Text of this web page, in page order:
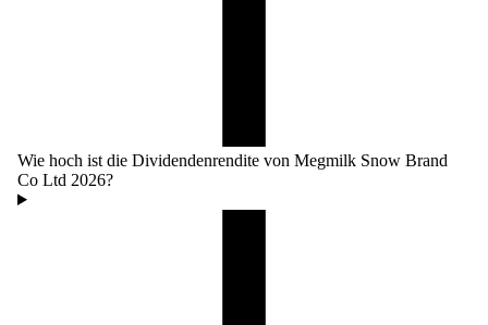
Wie hoch ist die Dividendenrendite von Megmilk Snow Brand
Co Ltd 2026?